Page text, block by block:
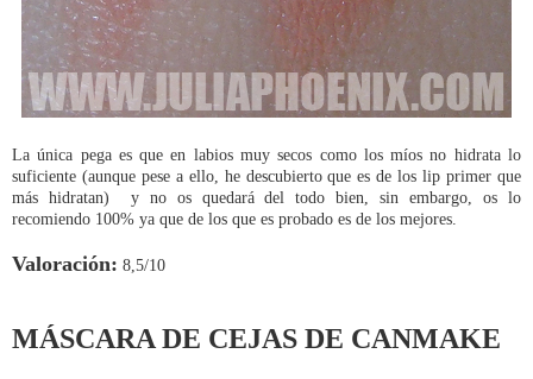
La única pega es que en labios muy secos como los míos no hidrata lo
suficiente (aunque pese a ello, he descubierto que es de los lip primer que
más hidratan) y no os quedará del todo bien, sin embargo, os lo
recomiendo 100% ya que de los que es probado es de los mejores.
Valoración: 8,5/10
MÁSCARA DE CEJAS DE CANMAKE